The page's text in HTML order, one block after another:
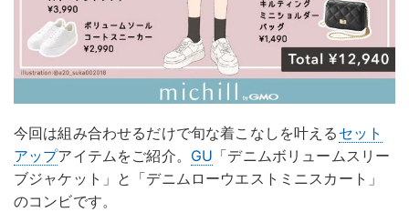
今回は組み合わせるだけで旬な着こなしを叶える セット
アップアイテムをご紹介。 GU 「デニムボリュームスリー
ブジャケット」と「デニムローウエストミニスカート」
のコンビです。